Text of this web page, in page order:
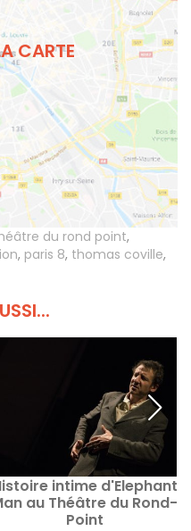
CARTE
du rond point,
, paris 8, thomas coville,
intime d'Elephant
au Théâtre du Rond-
Point